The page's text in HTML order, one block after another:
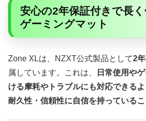
安心の2年保証付きで長
ゲーミングマット
Zone XLは、NZXT公式製品として2
属しています。これは、
日常使用や
ける摩耗やトラブルにも対応できる
耐久性・信頼性に自信を持っている